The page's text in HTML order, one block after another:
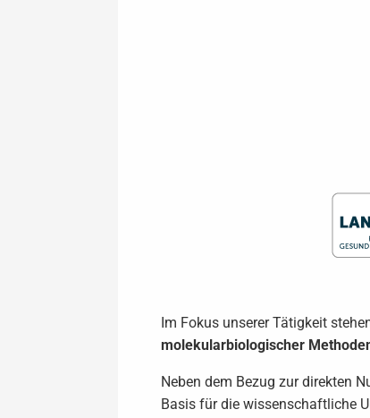
Im Fokus unserer Tätigkeit
molekularbiologischer
Neben dem Bezug zur direkten
Basis für die wissenschaftliche